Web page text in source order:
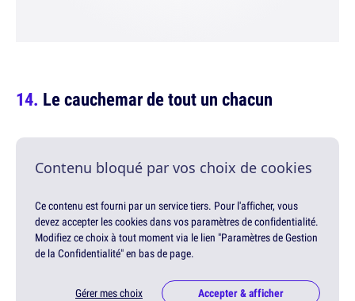
Le cauchemar de tout un chacun
Contenu bloqué par vos choix de cookies
Ce contenu est fourni par un service tiers. Pour l'afficher, vous
devez accepter les cookies dans vos paramètres de confidentialité.
Modifiez ce choix à tout moment via le lien "Paramètres de Gestion
de la Confidentialité" en bas de page.
Gérer mes choix Accepter & afficher